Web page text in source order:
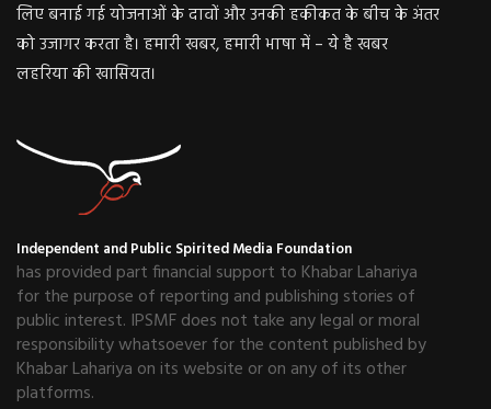
लिए बनाई गई योजनाओं के दावों और उनकी हकीकत के बीच के अंतर
को उजागर करता है। हमारी खबर, हमारी भाषा में – ये है खबर
लहरिया की खासियत।
Independent and Public Spirited Media Foundation
has provided part financial support to Khabar Lahariya
for the purpose of reporting and publishing stories of
public interest. IPSMF does not take any legal or moral
responsibility whatsoever for the content published by
Khabar Lahariya on its website or on any of its other
platforms.